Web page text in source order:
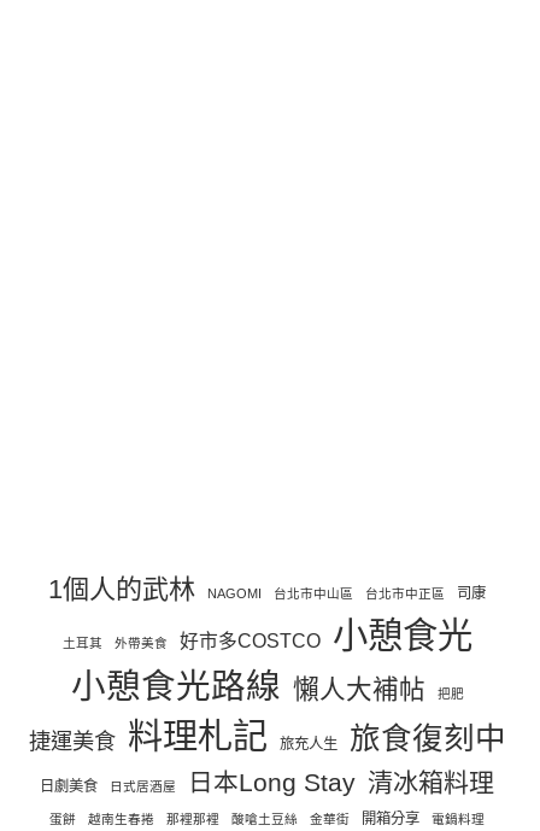
1個人的武林 NAGOMI 台北市中山區 台北市中正區 司康
土耳其 外帶美食 好市多COSTCO 小憩食光
小憩食光路線 懶人大補帖 把肥
捷運美食 料理札記 旅充人生 旅食復刻中
日劇美食 日式居酒屋 日本Long Stay 清冰箱料理
蛋餅 越南生春捲 那裡那裡 酸嗆土豆絲 金華街 開箱分享 電鍋料理